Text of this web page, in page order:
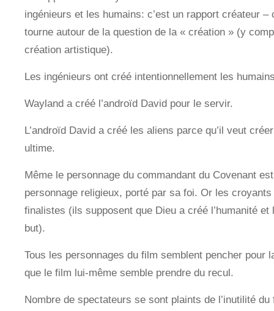
ingénieurs et les humains: c’est un rapport créateur
tourne autour de la question de la « création » (y
création artistique).
Les ingénieurs ont créé intentionnellement les
Wayland a créé l’androïd David pour le servir.
L’androïd David a créé les aliens parce qu’il veut
ultime.
Même le personnage du commandant du Covenant
personnage religieux, porté par sa foi. Or les
finalistes (ils supposent que Dieu a créé l’humanité et
but).
Tous les personnages du film semblent pencher pour
que le film lui-même semble prendre du recul.
Nombre de spectateurs se sont plaints de l’inutilité du